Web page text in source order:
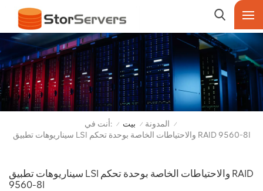
أنت في: / بيت / المدونة /
سيناريوهات تطبيق LSI والاحتياطات الخاصة بوحدة تحكم RAID 9560-8I
سيناريوهات تطبيق LSI والاحتياطات الخاصة بوحدة تحكم RAID
9560-8I